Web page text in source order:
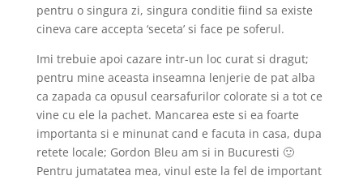
pentru o singura zi, singura conditie fiind sa existe
cineva care accepta ‘seceta’ si face pe soferul.
Imi trebuie apoi cazare intr-un loc curat si dragut;
pentru mine aceasta inseamna lenjerie de pat alba
ca zapada ca opusul cearsafurilor colorate si a tot ce
vine cu ele la pachet. Mancarea este si ea foarte
importanta si e minunat cand e facuta in casa, dupa
retete locale; Gordon Bleu am si in Bucuresti 🙂
Pentru jumatatea mea, vinul este la fel de important